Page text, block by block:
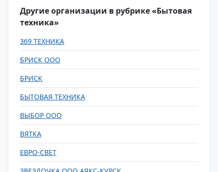
Другие организации в рубрике «Бытовая
техника»
369 ТЕХНИКА
БРИСК ООО
БРИСК
БЫТОВАЯ ТЕХНИКА
ВЫБОР ООО
ВЯТКА
ЕВРО-СВЕТ